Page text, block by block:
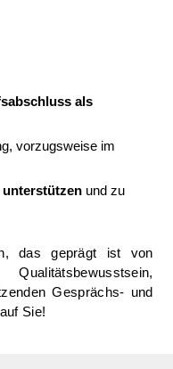
als
vorzugsweise im
unterstützen und zu
das geprägt ist von
Gesprächs- und
Sie!